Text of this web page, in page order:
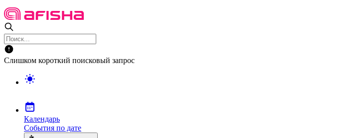
Слишком короткий поисковый запрос
Календарь
События по дате